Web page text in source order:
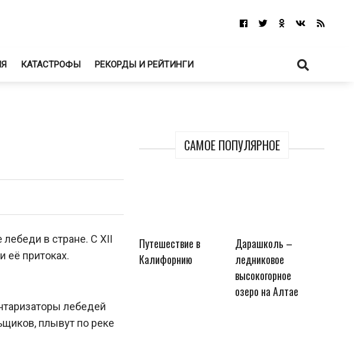
КАТАСТРОФЫ РЕКОРДЫ И РЕЙТИНГИ
САМОЕ ПОПУЛЯРНОЕ
Путешествие в
Калифорнию
Дарашколь –
ледниковое
высокогорное
озеро на Алтае
в стране. С XII
её притоках.
лебедей
плывут по реке